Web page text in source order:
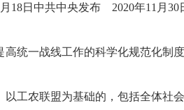
18日中共中央发布 2020年11月
一战线工作的科学化规范化制度
农联盟为基础的，包括全体社会